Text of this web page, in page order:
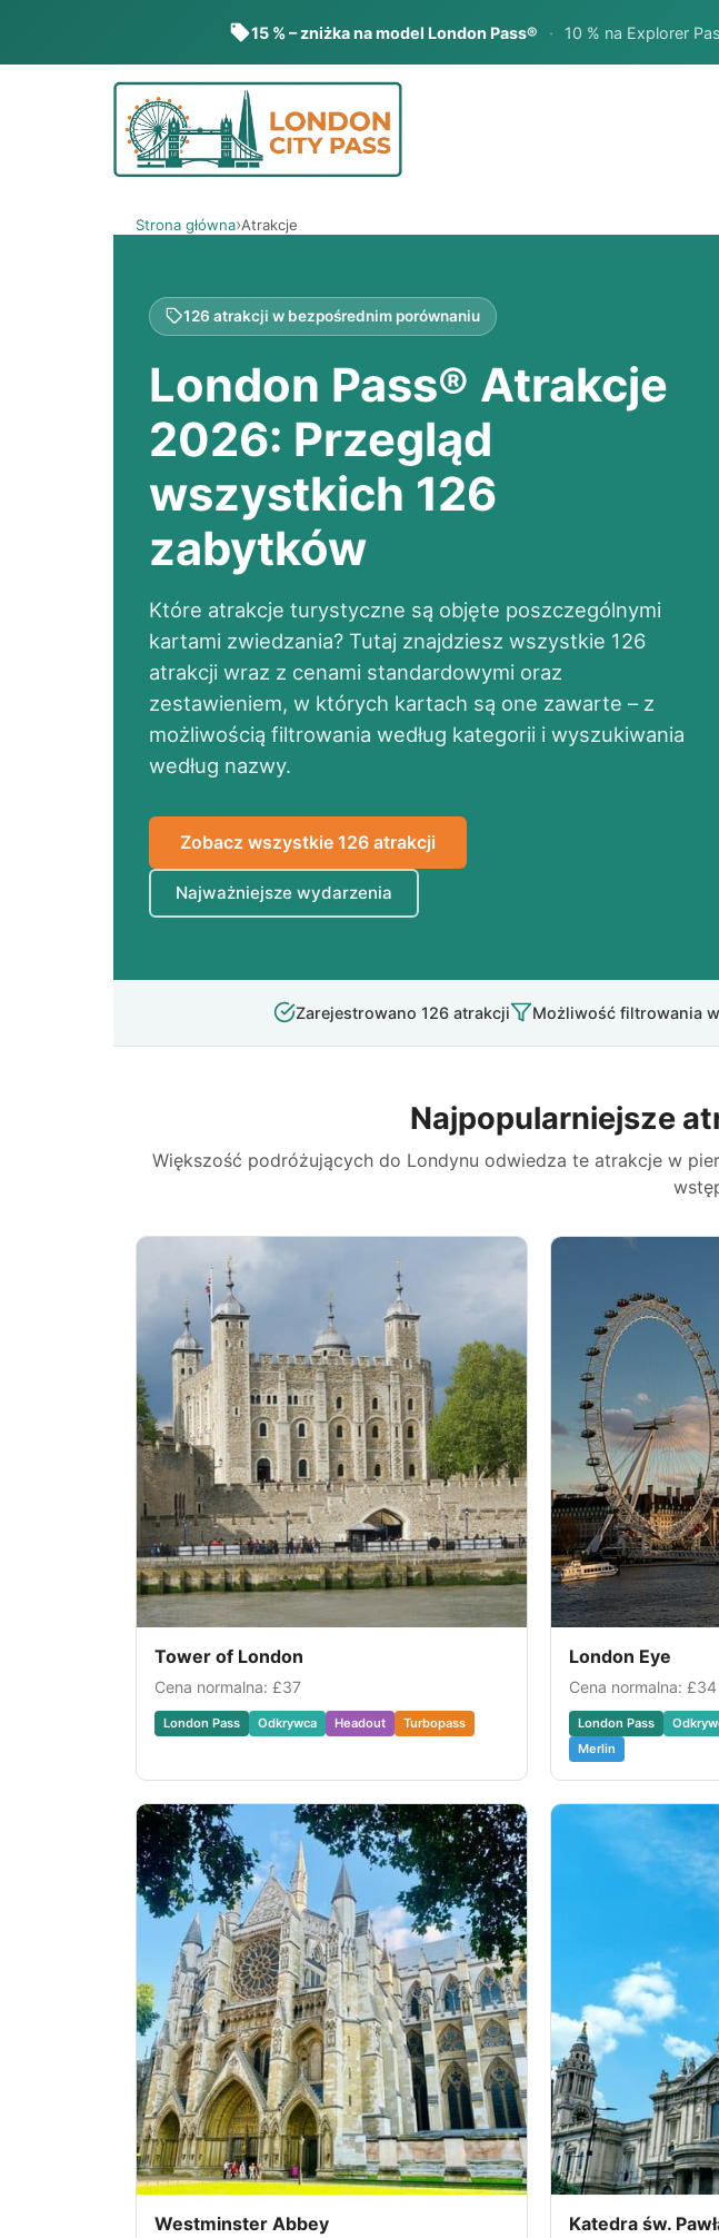
15 % – zniżka na model London Pass® · 10 % na Explorer
Strona główna Atrakcje
126 atrakcji w bezpośrednim porównaniu
London Pass® Atrakcje
2026: Przegląd
wszystkich 126
zabytków
Które atrakcje turystyczne są objęte poszczególnymi
kartami zwiedzania? Tutaj znajdziesz wszystkie 126
atrakcji wraz z cenami standardowymi oraz
zestawieniem, w których kartach są one zawarte – z
możliwością filtrowania według kategorii i wyszukiwania
według nazwy.
Zobacz wszystkie 126 atrakcji
Najważniejsze wydarzenia
Zarejestrowano 126 atrakcji Możliwość filtrowania
Najpopularniejsze
Większość podróżujących do Londynu odwiedza te atrakcje w
Tower of London
Cena normalna: £37
London Pass Odkrywca Headout Turbopass
London Eye
Cena normalna: £34
London Pass
Merlin
Westminster Abbey Katedra św.